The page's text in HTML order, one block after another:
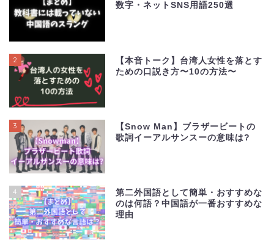
数字・ネットSNS用語250選
2
【本音トーク】台湾人女性を落とす
ための口説き方〜10の方法〜
3
【Snow Man】ブラザービートの
歌詞イーアルサンスーの意味は?
4
第二外国語として簡単・おすすめな
のは何語？中国語が一番おすすめな
理由